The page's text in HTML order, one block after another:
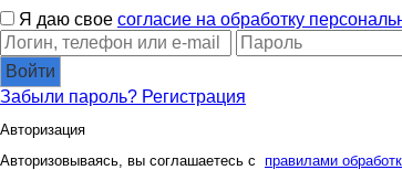
Я даю свое согласие на обработку
Войти
Забыли пароль? Регистрация
Авторизация
Авторизовываясь, вы соглашаетесь с правилами